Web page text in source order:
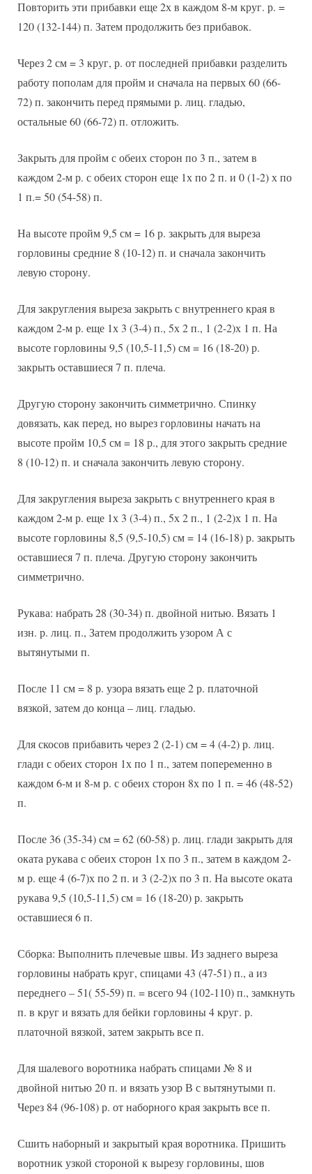
Повторить эти прибавки еще 2х в каждом 8-м круг. р. =
120 (132-144) п. Затем продолжить без прибавок.
Через 2 см = 3 круг, р. от последней прибавки разделить
работу пополам для пройм и сначала на первых 60 (66-
72) п. закончить перед прямыми р. лиц. гладью,
остальные 60 (66-72) п. отложить.
Закрыть для пройм с обеих сторон по 3 п., затем в
каждом 2-м р. с обеих сторон еще 1х по 2 п. и 0 (1-2) х по
1 п.= 50 (54-58) п.
На высоте пройм 9,5 см = 16 р. закрыть для выреза
горловины средние 8 (10-12) п. и сначала закончить
левую сторону.
Для закругления выреза закрыть с внутреннего края в
каждом 2-м р. еще 1х 3 (3-4) п., 5х 2 п., 1 (2-2)х 1 п. На
высоте горловины 9,5 (10,5-11,5) см = 16 (18-20) р.
закрыть оставшиеся 7 п. плеча.
Другую сторону закончить симметрично. Спинку
довязать, как перед, но вырез горловины начать на
высоте пройм 10,5 см = 18 р., для этого закрыть средние
8 (10-12) п. и сначала закончить левую сторону.
Для закругления выреза закрыть с внутреннего края в
каждом 2-м р. еще 1х 3 (3-4) п., 5х 2 п., 1 (2-2)х 1 п. На
высоте горловины 8,5 (9,5-10,5) см = 14 (16-18) р. закрыть
оставшиеся 7 п. плеча. Другую сторону закончить
симметрично.
Рукава: набрать 28 (30-34) п. двойной нитью. Вязать 1
изн. р. лиц. п., Затем продолжить узором А с
вытянутыми п.
После 11 см = 8 р. узора вязать еще 2 р. платочной
вязкой, затем до конца – лиц. гладью.
Для скосов прибавить через 2 (2-1) см = 4 (4-2) р. лиц.
глади с обеих сторон 1х по 1 п., затем попеременно в
каждом 6-м и 8-м р. с обеих сторон 8х по 1 п. = 46 (48-52)
п.
После 36 (35-34) см = 62 (60-58) р. лиц. глади закрыть для
оката рукава с обеих сторон 1х по 3 п., затем в каждом 2-
м р. еще 4 (6-7)х по 2 п. и 3 (2-2)х по 3 п. На высоте оката
рукава 9,5 (10,5-11,5) см = 16 (18-20) р. закрыть
оставшиеся 6 п.
Сборка: Выполнить плечевые швы. Из заднего выреза
горловины набрать круг, спицами 43 (47-51) п., а из
переднего – 51( 55-59) п. = всего 94 (102-110) п., замкнуть
п. в круг и вязать для бейки горловины 4 круг. р.
платочной вязкой, затем закрыть все п.
Для шалевого воротника набрать спицами № 8 и
двойной нитью 20 п. и вязать узор В с вытянутыми п.
Через 84 (96-108) р. от наборного края закрыть все п.
Сшить наборный и закрытый края воротника. Пришить
воротник узкой стороной к вырезу горловины, шов